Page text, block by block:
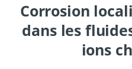
Corrosion
dans les
ions